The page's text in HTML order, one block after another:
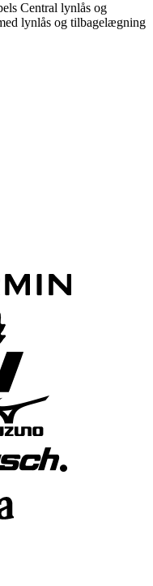
Central lynlås og
lynlås og tilbagelægning